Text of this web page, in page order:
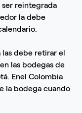
ser reintegrada
la debe
las debe retirar el
las bodegas de
Enel Colombia
la bodega cuando